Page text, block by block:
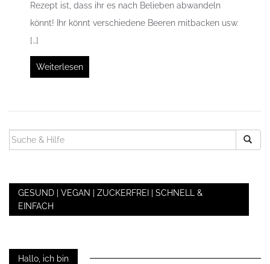
Rezept ist, dass ihr es nach Belieben abwandeln
könnt! Ihr könnt verschiedene Beeren mitbacken usw.
[…]
Weiterlesen
SUCHEN
NACH:
GESUND | VEGAN | ZUCKERFREI | SCHNELL &
EINFACH
Hallo, ich bin